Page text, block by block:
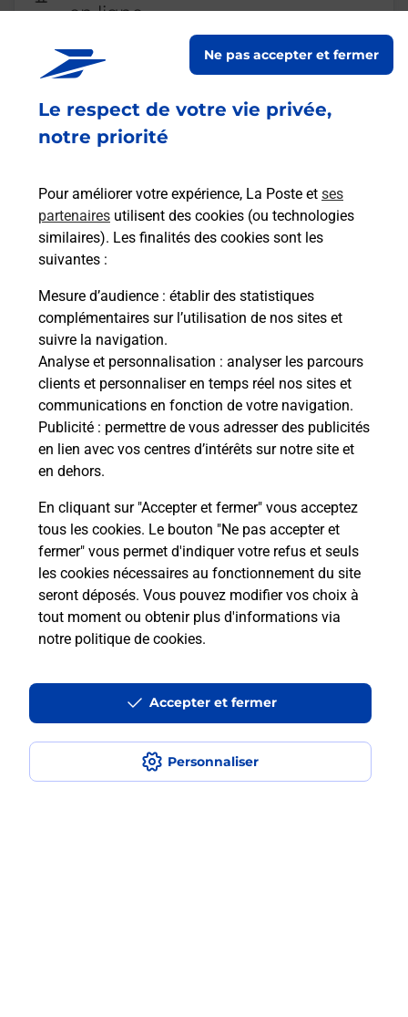
Le respect de votre vie privée,
notre priorité
Pour améliorer votre expérience, La Poste et ses
partenaires utilisent des cookies (ou technologies
similaires). Les finalités des cookies sont les
suivantes :
Mesure d’audience : établir des statistiques
complémentaires sur l’utilisation de nos sites et
suivre la navigation.
Analyse et personnalisation : analyser les parcours
clients et personnaliser en temps réel nos sites et
communications en fonction de votre navigation.
Publicité : permettre de vous adresser des publicités
en lien avec vos centres d’intérêts sur notre site et
en dehors.
En cliquant sur "Accepter et fermer" vous acceptez
tous les cookies. Le bouton "Ne pas accepter et
fermer" vous permet d'indiquer votre refus et seuls
les cookies nécessaires au fonctionnement du site
seront déposés. Vous pouvez modifier vos choix à
tout moment ou obtenir plus d'informations via
notre politique de cookies.
Personnaliser
Ne pas accepter et fermer
Accepter et fermer
en ligne
Ouvert 24h/24
Questions fréquemment posées
Quel réseau utilise La Poste Mobile ?
Est-ce que je peux garder mon
numéro de mobile gratuitement ?
Est-ce que je peux bénéficier de la 5G
avec La Poste Mobile ?
Est-ce que je peux utiliser mon forfait
à l’étranger avec La Poste Mobile ?
Est-ce que je peux payer mon
smartphone Samsung en plusieurs
fois avec La Poste Mobile ?
Est-ce que je peux assurer mon
smartphone Samsung ?